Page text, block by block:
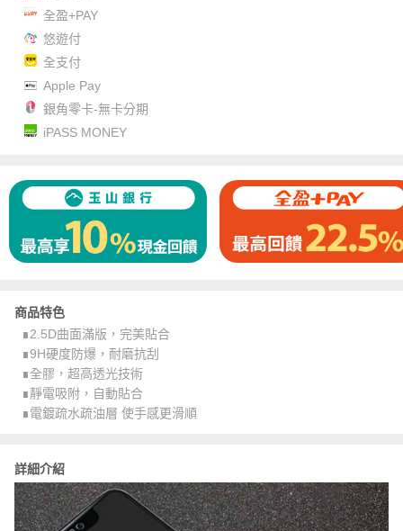
全盈+PAY
悠遊付
全支付
Apple Pay
銀角零卡-無卡分期
iPASS MONEY
商品特色
∎2.5D曲面滿版，完美貼合
∎9H硬度防爆，耐磨抗刮
∎全膠，超高透光技術
∎靜電吸附，自動貼合
∎電鍍疏水疏油層 使手感更滑順
詳細介紹